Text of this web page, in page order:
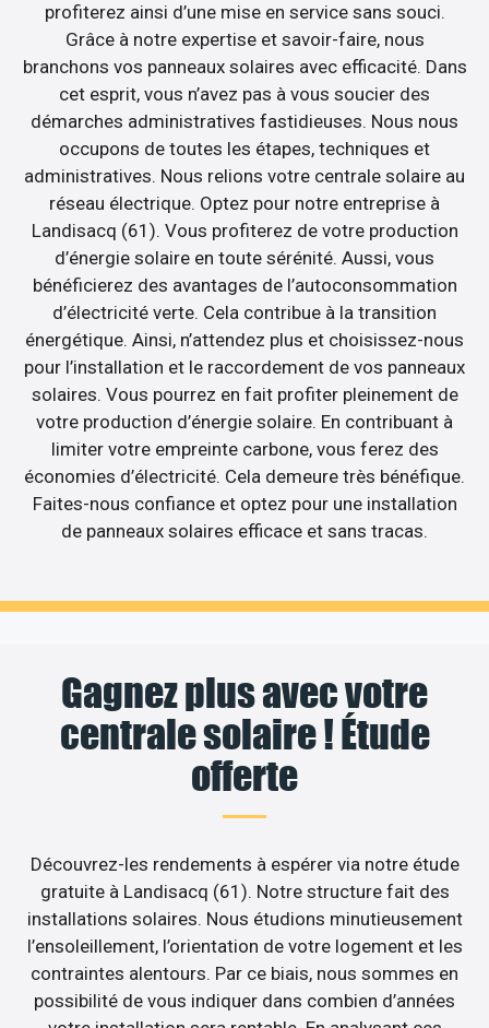
profiterez ainsi d’une mise en service sans souci.
Grâce à notre expertise et savoir-faire, nous
branchons vos panneaux solaires avec efficacité. Dans
cet esprit, vous n’avez pas à vous soucier des
démarches administratives fastidieuses. Nous nous
occupons de toutes les étapes, techniques et
administratives. Nous relions votre centrale solaire au
réseau électrique. Optez pour notre entreprise à
Landisacq (61). Vous profiterez de votre production
d’énergie solaire en toute sérénité. Aussi, vous
bénéficierez des avantages de l’autoconsommation
d’électricité verte. Cela contribue à la transition
énergétique. Ainsi, n’attendez plus et choisissez-nous
pour l’installation et le raccordement de vos panneaux
solaires. Vous pourrez en fait profiter pleinement de
votre production d’énergie solaire. En contribuant à
limiter votre empreinte carbone, vous ferez des
économies d’électricité. Cela demeure très bénéfique.
Faites-nous confiance et optez pour une installation
de panneaux solaires efficace et sans tracas.
Gagnez plus avec votre
centrale solaire ! Étude
offerte
Découvrez-les rendements à espérer via notre étude
gratuite à Landisacq (61). Notre structure fait des
installations solaires. Nous étudions minutieusement
l’ensoleillement, l’orientation de votre logement et les
contraintes alentours. Par ce biais, nous sommes en
possibilité de vous indiquer dans combien d’années